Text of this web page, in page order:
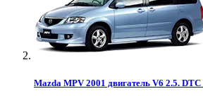
Mazda MPV 2001 двигатель V6 2.5. DTC